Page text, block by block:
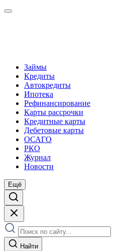
Займы
Кредиты
Автокредиты
Ипотека
Рефинансирование
Карты рассрочки
Кредитные карты
Дебетовые карты
ОСАГО
РКО
Журнал
Новости
Ещё
Найти